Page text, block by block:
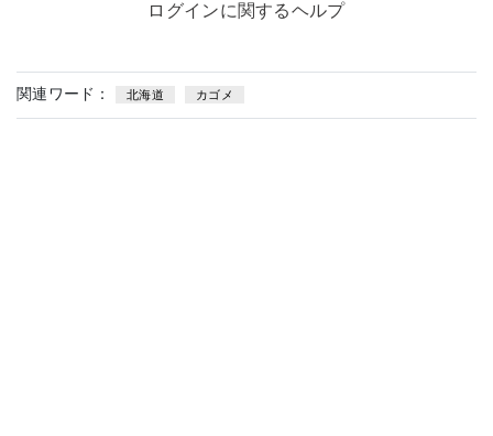
ログインに関するヘルプ
関連ワード： 北海道 カゴメ